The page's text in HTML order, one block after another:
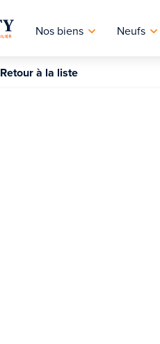
Nos biens Neufs
Retour à la liste